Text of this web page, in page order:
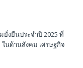
ยั่งยืนประจำปี 2025 ที่
นด้านสังคม เศรษฐกิจ